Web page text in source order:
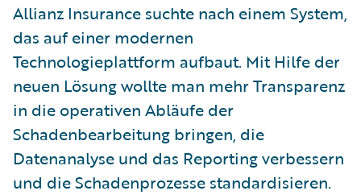
Allianz Insurance suchte nach einem System,
das auf einer modernen
Technologieplattform aufbaut. Mit Hilfe der
neuen Lösung wollte man mehr Transparenz
in die operativen Abläufe der
Schadenbearbeitung bringen, die
Datenanalyse und das Reporting verbessern
und die Schadenprozesse standardisieren.